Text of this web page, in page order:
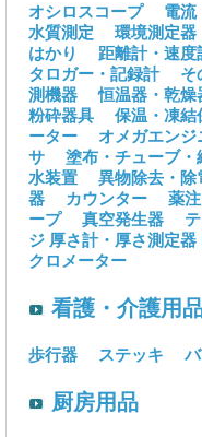
オシロスコープ 電流
水質測定
環境測定器
はかり
距離計・速度
タロガー・記録計
そ
測機器
恒温器・乾燥
粉砕器具
保温・凍結
ーター
オメガエンジ
サ
塗布・チューブ・
水装置
異物除去・除
器
カウンター 薬
ープ
真空発生器
ジ 厚さ計・厚さ測定器
クロメーター
看護・介護用
歩行器 ステッキ
厨房用品